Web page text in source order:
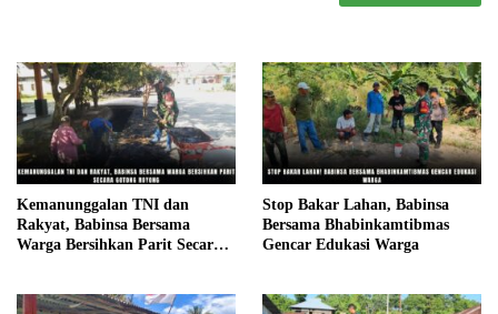
Kemanunggalan TNI dan
Rakyat, Babinsa Bersama
Warga Bersihkan Parit Secara
Stop Bakar Lahan, Babinsa
Bersama Bhabinkamtibmas
Gencar Edukasi Warga